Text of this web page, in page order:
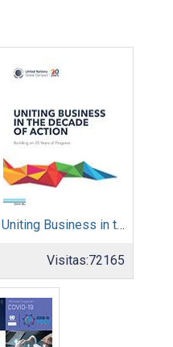
Uniting Business in the Decade of Action
Visitas:72165